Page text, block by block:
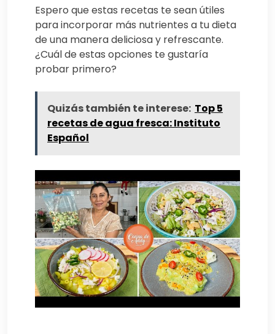
Espero que estas recetas te sean útiles
para incorporar más nutrientes a tu dieta
de una manera deliciosa y refrescante.
¿Cuál de estas opciones te gustaría
probar primero?
Quizás también te interese: Top 5
recetas de agua fresca: Instituto
Español